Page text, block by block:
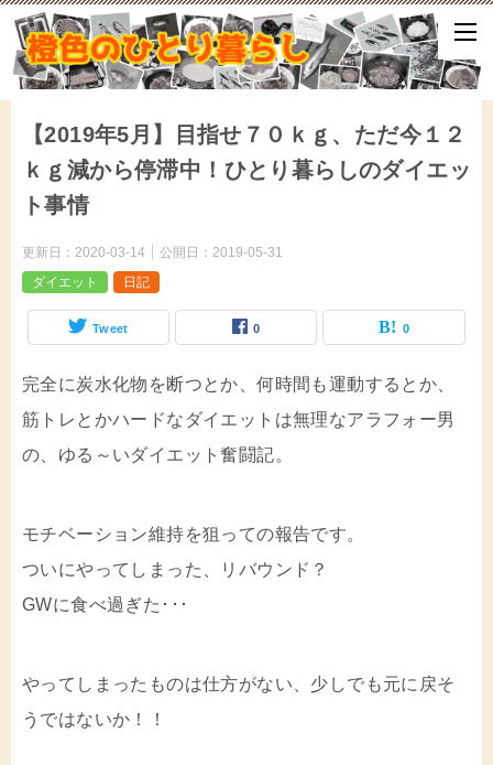
ひとり暮らしをしながら、気づいたことや、ふと思ったこと、試して
となどをアップしていきます。
【2019年5月】目指せ７０ｋｇ、ただ今１２
ｋｇ減から停滞中！ひとり暮らしのダイエッ
ト事情
更新日： 2020-03-14 公開日： 2019-05-31
ダイエット
日記
Tweet 0 0
完全に炭水化物を断つとか、何時間も運動するとか、
筋トレとかハードなダイエットは無理なアラフォー男
の、ゆる～いダイエット奮闘記。
モチベーション維持を狙っての報告です。
ついにやってしまった、リバウンド？
GWに食べ過ぎた･･･
やってしまったものは仕方がない、少しでも元に戻そ
うではないか！！